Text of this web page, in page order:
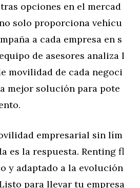
opciones en el mercad
solo proporciona vehícu
a cada empresa en s
de asesores analiza l
movilidad de cada negoci
mejor solución para pote
empresarial sin lím
es la respuesta. Renting fl
y adaptado a la evolución
para llevar tu empresa